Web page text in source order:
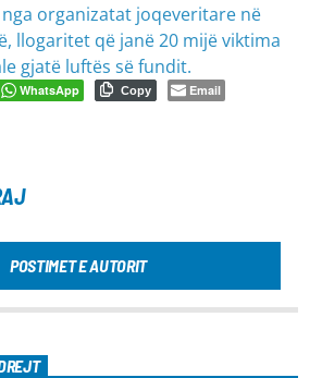
organizatat joqeveritare në
llogaritet që janë 20 mijë viktima
gjatë luftës së fundit.
WhatsApp Copy Email
POSTIMET E AUTORIT